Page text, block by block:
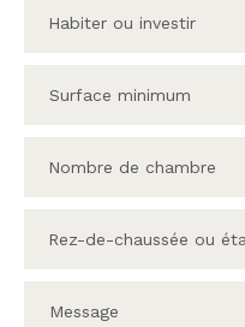
Habiter ou investir
Nombre de chambre
Rez-de-chaussée ou